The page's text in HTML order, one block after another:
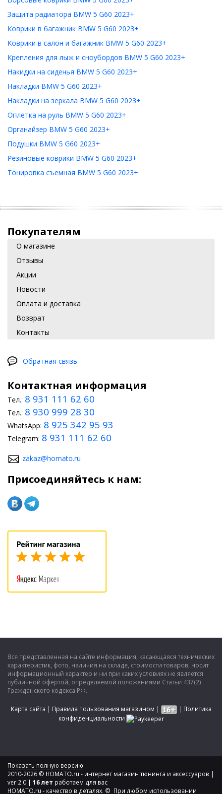
Защита радиатора BMW 5 G60 2023+
Коврики в багажник BMW 5 G60 2023+
Коврики в салон и багажник BMW 5 G60 2023+
Крепления для лыж и сноубордов BMW 5 G60 2023+
Накидки на сиденья BMW 5 G60 2023+
Накладки BMW 5 G60 2023+
Накладки на зеркала BMW 5 G60 2023+
Оплетка на руль BMW 5 G60 2023+
Органайзер BMW 5 G60 2023+
Подушки BMW 5 G60 2023+
Резиновые коврики BMW 5 G60 2023+
Тонировка съемная BMW 5 G60 2023+
Покупателям
О магазине
Отзывы
Акции
Новости
Оплата и доставка
Возврат
Контакты
Обратная связь
Контактная информация
Тел.: 8 931 111 62 60
Тел.: 8 930 999 28 30
WhatsApp: 8 925 342 95 93
Telegram: 8 931 111 62 60
zakaz@homato.ru
Присоединяйтесь к нам:
Вся представленная на сайте информация, касающаяся технических
характеристик, фото, наличия на складе, стоимости товаров, носит
информационный характер и ни при каких условиях не является
публичной офертой, определяемой положениями Статьи 437(2)
Гражданского кодекса РФ.
Карта сайта | Правила пользования магазином | | Политика
конфиденциальности
Показать полную версию
2010-2026 © HOMATO.ru - интернет магазин тюнинга и аксессуаров |
ver 2.0 | 16 лет работаем для вас
HOMATO.ru - качество в деталях. © При любом использовании